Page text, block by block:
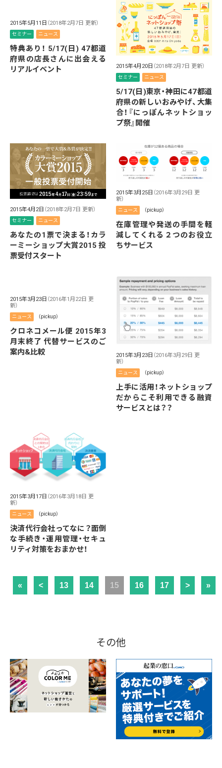
2015年5月11日 （2018年2月7日 更新）
セミナー ニュース
特典あり！ 5/17(日) 47都道
府県の店長さんに出会える
リアルイベント
2015年4月20日 （2018年2月7日 更新）
セミナー ニュース
5/17(日)東京・神田に47都道
府県の新しいおみやげ、大集
合！『にっぽんネットショッ
プ祭』開催
2015年4月2日 （2018年2月7日 更新）
セミナー ニュース
あなたの1票で決まる！カラ
ーミーショップ大賞2015 投
票受付スタート
2015年3月25日 （2016年3月29日 更
新）
ニュース （pickup）
在庫管理や発送の手間を軽
減してくれる２つのお役立
ちサービス
2015年3月23日 （2016年1月22日 更
新）
ニュース （pickup）
クロネコメール便 2015年3
月末終了 代替サービスのご
案内&比較
2015年3月23日 （2016年3月29日 更
新）
ニュース （pickup）
上手に活用！ネットショップ
だからこそ利用できる融資
サービスとは？？
2015年3月17日 （2016年3月18日 更
新）
ニュース （pickup）
決済代行会社ってなに？面倒
な手続き・運用管理・セキュ
リティ対策をおまかせ！
« < 13 14 15 16 17 > »
その他